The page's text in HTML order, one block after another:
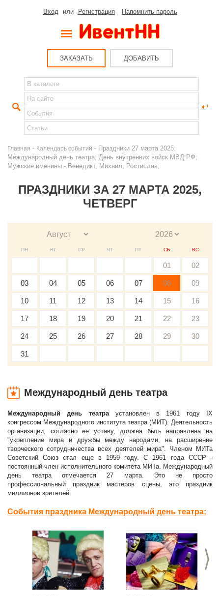
Вход или Регистрация Напомнить пароль
ЗАКАЗАТЬ ДОБАВИТЬ
Главная - Календарь событий - Праздники 27 марта 2025:
Международный день театра; День внутренних войск МВД РФ;
Мужские именины - Венедикт, Михаил, Ростислав;
ПРАЗДНИКИ ЗА 27 МАРТА 2025,
ЧЕТВЕРГ
ПН ВТ СР ЧТ ПТ СБ ВС
01 02
03 04 05 06 07 08 09
10 11 12 13 14 15 16
17 18 19 20 21 22 23
24 25 26 27 28 29 30
31
Международный день театра
Международный день театраустановлен в 1961 году IX
конгрессом Международного института театра (МИТ). Деятельность
организации, согласно ее уставу, должна быть направлена на
"укрепление мира и дружбы между народами, на расширение
творческого сотрудничества всех деятелей мира". Членом МИТа
Советский Союз стал еще в 1959 году. С 1961 года СССР -
постоянный член исполнительного комитета МИТа. Международный
день театра отмечается 27 марта. Это не просто
профессиональный праздник мастеров сцены, это праздник
миллионов зрителей.
События праздника Международный день театра:
>